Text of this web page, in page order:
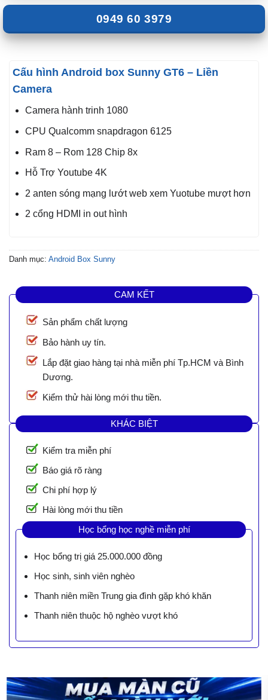
0949 60 3979
Cấu hình Android box Sunny GT6 – Liền
Camera
Camera hành trinh 1080
CPU Qualcomm snapdragon 6125
Ram 8 – Rom 128 Chip 8x
Hỗ Trợ Youtube 4K
2 anten sóng mạng lướt web xem Yuotube mượt hơn
2 cổng HDMI in out hình
Danh mục: Android Box Sunny
CAM KẾT
Sản phẩm chất lượng
Bảo hành uy tín.
Lắp đặt giao hàng tại nhà miễn phí Tp.HCM và Bình
Dương.
Kiểm thử hài lòng mới thu tiền.
KHÁC BIỆT
Kiểm tra miễn phí
Báo giá rõ ràng
Chi phí hợp lý
Hài lòng mới thu tiền
Học bổng học nghề miễn phí
Học bổng trị giá 25.000.000 đồng
Học sinh, sinh viên nghèo
Thanh niên miền Trung gia đình gặp khó khăn
Thanh niên thuộc hộ nghèo vượt khó